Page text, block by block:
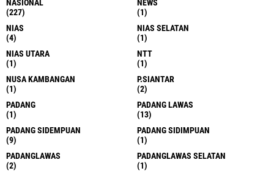
NASIONAL
(227)
NEWS
(1)
NIAS
(4)
NIAS SELATAN
(1)
NIAS UTARA
(1)
NTT
(1)
NUSA KAMBANGAN
(1)
P.SIANTAR
(2)
PADANG
(1)
PADANG LAWAS
(13)
PADANG SIDEMPUAN
(9)
PADANG SIDIMPUAN
(1)
PADANGLAWAS
(2)
PADANGLAWAS SELATAN
(1)